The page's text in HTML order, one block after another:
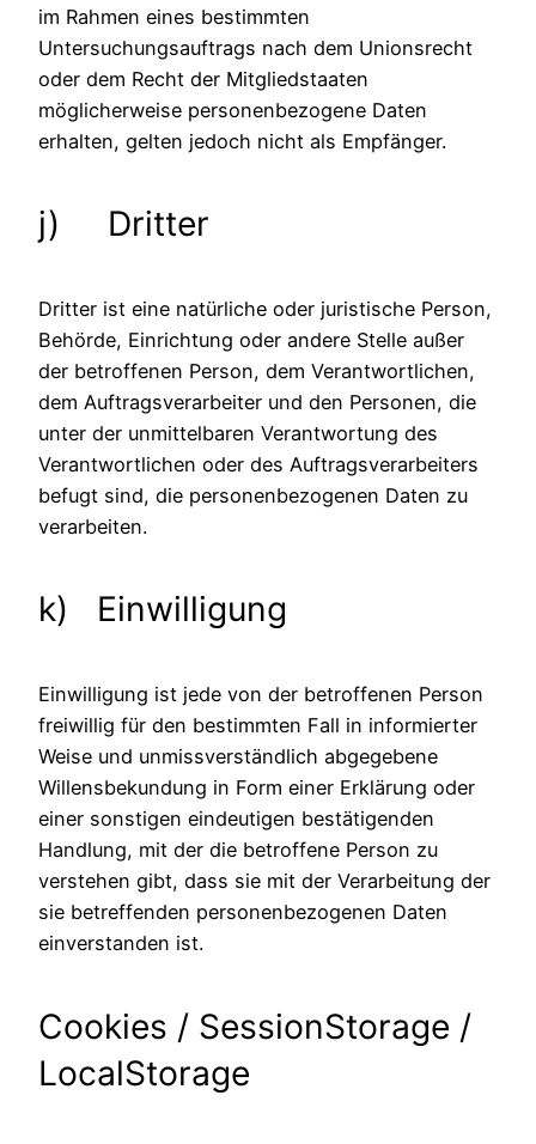
im Rahmen eines bestimmten
Untersuchungsauftrags nach dem Unionsrecht
oder dem Recht der Mitgliedstaaten
möglicherweise personenbezogene Daten
erhalten, gelten jedoch nicht als Empfänger.
j) Dritter
Dritter ist eine natürliche oder juristische Person,
Behörde, Einrichtung oder andere Stelle außer
der betroffenen Person, dem Verantwortlichen,
dem Auftragsverarbeiter und den Personen, die
unter der unmittelbaren Verantwortung des
Verantwortlichen oder des Auftragsverarbeiters
befugt sind, die personenbezogenen Daten zu
verarbeiten.
k) Einwilligung
Einwilligung ist jede von der betroffenen Person
freiwillig für den bestimmten Fall in informierter
Weise und unmissverständlich abgegebene
Willensbekundung in Form einer Erklärung oder
einer sonstigen eindeutigen bestätigenden
Handlung, mit der die betroffene Person zu
verstehen gibt, dass sie mit der Verarbeitung der
sie betreffenden personenbezogenen Daten
einverstanden ist.
Cookies / SessionStorage /
LocalStorage